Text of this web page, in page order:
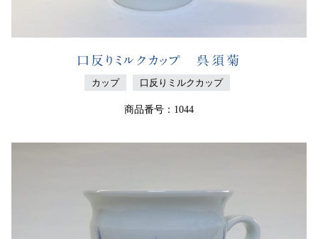
口反りミルクカップ 呉須菊
カップ 口反りミルクカップ
商品番号：1044